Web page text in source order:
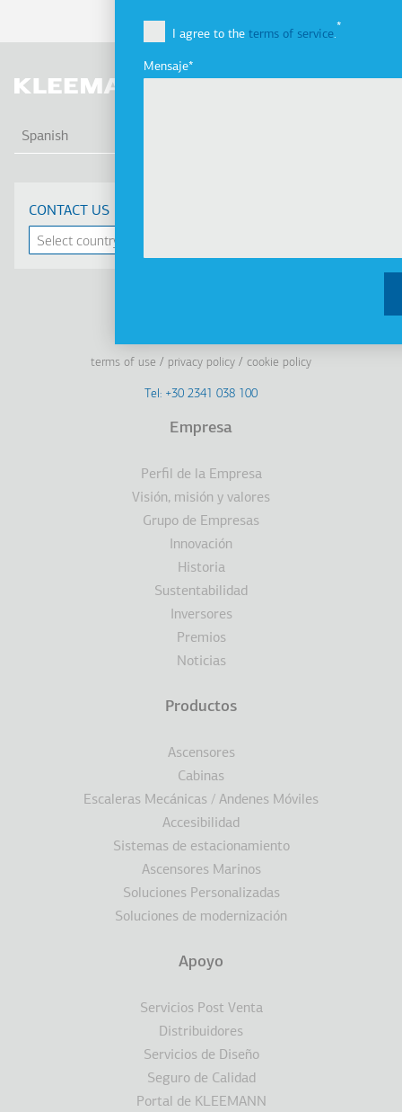
I agree to the terms of service.
Mensaje
Spanish
CONTACT US
LinkedinFacebook
YoutubeInstagram
terms of use privacy policy cookie policy
Tel: +30 2341 038 100
Υποσέλιδο
Empresa
Perfil de la Empresa
Visión, misión y valores
Grupo de Empresas
Innovación
Historia
Sustentabilidad
Inversores
Premios
Noticias
Productos
Ascensores
Cabinas
Escaleras Mecánicas / Andenes Móviles
Accesibilidad
Sistemas de estacionamiento
Ascensores Marinos
Soluciones Personalizadas
Soluciones de modernización
Apoyo
Servicios Post Venta
Distribuidores
Servicios de Diseño
Seguro de Calidad
Portal de KLEEMANN